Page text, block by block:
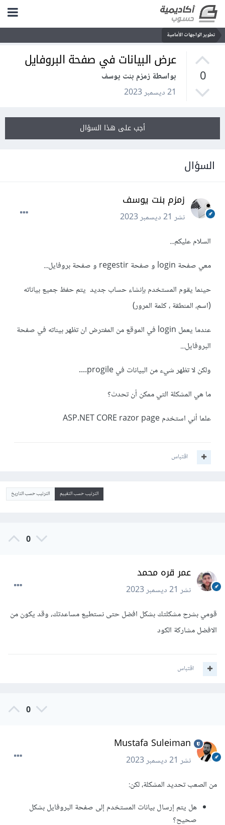
تطوير الواجهات الأمامية
0
عرض البيانات في صفحة البروفايل
بواسطة زمزم بنت يوسف
21 ديسمبر 2023
أجب على هذا السؤال
السؤال
زمزم بنت يوسف
نشر21 ديسمبر 2023
السلام عليكم...
معي صفحة login و صفحة regestir و صفحة بروفايل...
حينما يقوم المستخدم بإنشاء حساب جديد يتم حفظ جميع بياناته
(اسم، المنطقة ، كلمة المرور)
عندما يعمل login في الموقع من المفترض ان تظهر بيناته في صفحة
البروفايل...
ولكن لا تظهر شيء من البيانات في progile....
ما هي المشكلة التي ممكن أن تحدث؟
علما أني استخدم ASP.NET CORE razor page
اقتباس
الترتيب حسب التقييم الترتيب حسب التاريخ
0
عمر قره محمد
نشر21 ديسمبر 2023
قومي بشرح مشكلتك بشكل افضل حتى نستطيع مساعدتك، وقد يكون من
الافضل مشاركة الكود
اقتباس
0
Mustafa Suleiman
نشر21 ديسمبر 2023
من الصعب تحديد المشكلة، لكن:
هل يتم إرسال بيانات المستخدم إلى صفحة البروفايل بشكل
صحيح؟